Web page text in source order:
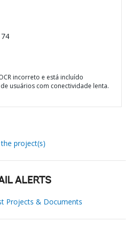
incorreto e está incluído
usuários com conectividade lenta.
project(s)
ALERTS
Projects & Documents